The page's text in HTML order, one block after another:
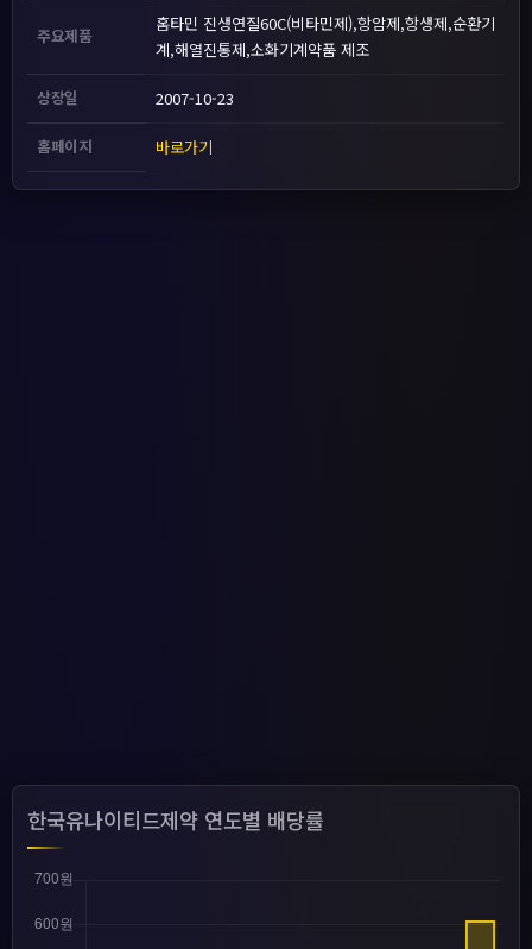
주요제품
홈타민 진생연질60C(비타민제),항암제,항생제,순환기
계,해열진통제,소화기계약품 제조
상장일 2007-10-23
홈페이지 바로가기
한국유나이티드제약 연도별 배당률